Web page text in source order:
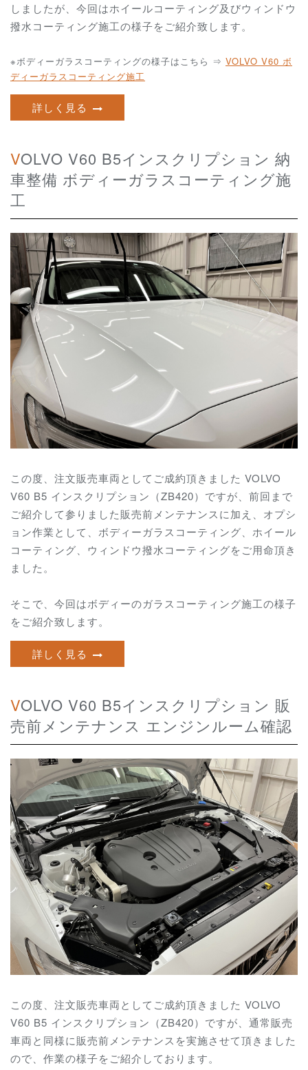
しましたが、今回はホイールコーティング及びウィンドウ
撥水コーティング施工の様子をご紹介致します。
※ボディーガラスコーティングの様子はこちら ⇒ VOLVO V60 ボ
ディーガラスコーティング施工
詳しく見る
VOLVO V60 B5インスクリプション 納
車整備 ボディーガラスコーティング施
工
この度、注文販売車両としてご成約頂きました VOLVO
V60 B5 インスクリプション（ZB420）ですが、前回まで
ご紹介して参りました販売前メンテナンスに加え、オプシ
ョン作業として、ボディーガラスコーティング、ホイール
コーティング、ウィンドウ撥水コーティングをご用命頂き
ました。
そこで、今回はボディーのガラスコーティング施工の様子
をご紹介致します。
詳しく見る
VOLVO V60 B5インスクリプション 販
売前メンテナンス エンジンルーム確認
この度、注文販売車両としてご成約頂きました VOLVO
V60 B5 インスクリプション（ZB420）ですが、通常販売
車両と同様に販売前メンテナンスを実施させて頂きました
ので、作業の様子をご紹介しております。